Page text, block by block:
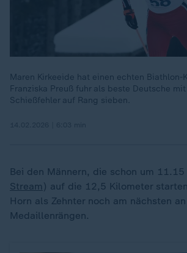
Maren Kirkeeide hat einen echten Biathlon-
Franziska Preuß fuhr als beste Deutsche
Schießfehler auf Rang sieben.
Bei den Männern, die schon um 11.15
Stream ) auf die 12,5 Kilometer
Horn als Zehnter noch am nächsten
Medaillenrängen.